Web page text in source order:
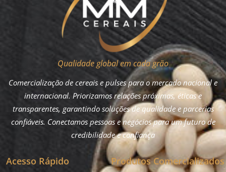
Qualidade global em cada grão
Comercialização de cereais e pulses para o mercado nacional e
internacional. Priorizamos relações próximas, éticas e
transparentes, garantindo soluções de qualidade e parcerias
confiáveis. Conectamos pessoas e negócios para um futuro de
credibilidade e confiança
Acesso Rápido Produtos Comercializados